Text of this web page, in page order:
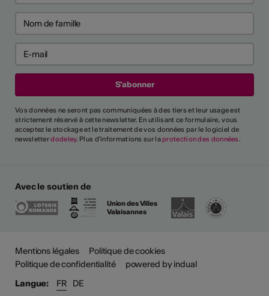
Vos données ne seront pas communiquées à des tiers et leur usage est
strictement réservé à cette newsletter. En utilisant ce formulaire, vous
acceptez le stockage et le traitement de vos données par le logiciel de
newsletterdodeley. Plus d'informations sur la protection des données.
Avec le soutien de
Union des Villes
Valaisannes
Mentions légales
Politique de cookies
Politique de confidentialité
powered by indual
Langue:
FR DE